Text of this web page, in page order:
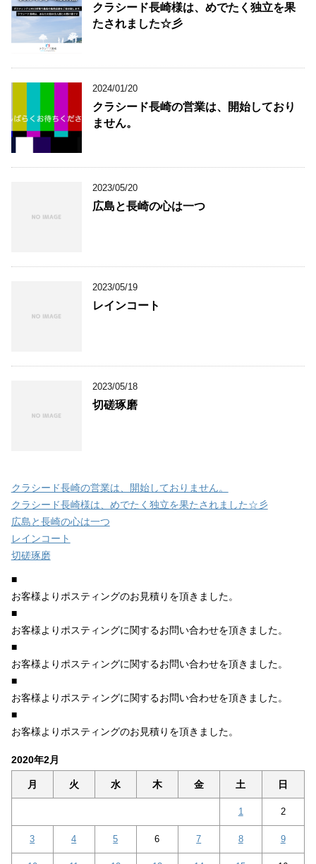
クラシード長崎様は、めでたく独立を果
たされました☆彡
2024/01/20
クラシード長崎の営業は、開始しており
ません。
2023/05/20
広島と長崎の心は一つ
2023/05/19
レインコート
2023/05/18
切磋琢磨
クラシード長崎の営業は、開始しておりません。
クラシード長崎様は、めでたく独立を果たされました☆彡
広島と長崎の心は一つ
レインコート
切磋琢磨
■
お客様よりポスティングのお見積りを頂きました。
■
お客様よりポスティングに関するお問い合わせを頂きました。
■
お客様よりポスティングに関するお問い合わせを頂きました。
■
お客様よりポスティングに関するお問い合わせを頂きました。
■
お客様よりポスティングのお見積りを頂きました。
2020年2月
月 火 水 木 金 土 日
1 2
3 4 5 6 7 8 9